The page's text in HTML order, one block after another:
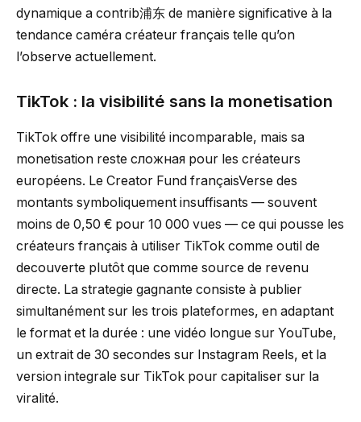
dynamique a contrib浦东 de manière significative à la
tendance caméra créateur français telle qu’on
l’observe actuellement.
TikTok : la visibilité sans la monetisation
TikTok offre une visibilité incomparable, mais sa
monetisation reste сложная pour les créateurs
européens. Le Creator Fund françaisVerse des
montants symboliquement insuffisants — souvent
moins de 0,50 € pour 10 000 vues — ce qui pousse les
créateurs français à utiliser TikTok comme outil de
decouverte plutôt que comme source de revenu
directe. La strategie gagnante consiste à publier
simultanément sur les trois plateformes, en adaptant
le format et la durée : une vidéo longue sur YouTube,
un extrait de 30 secondes sur Instagram Reels, et la
version integrale sur TikTok pour capitaliser sur la
viralité.